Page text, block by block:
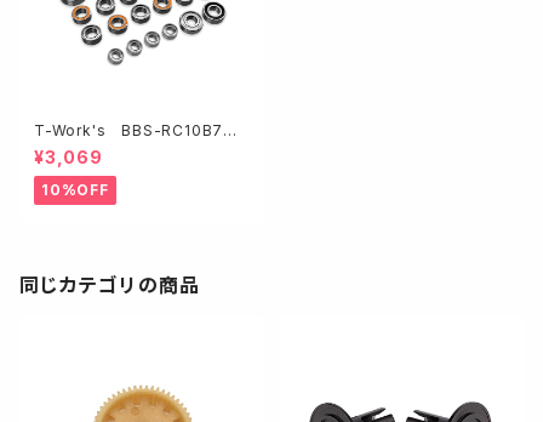
T-Work's BBS-RC10B7
プレシジョンボールベアリングセ
ット【アソシRC10B7/B7D 】
¥3,069
10%OFF
同じカテゴリの商品